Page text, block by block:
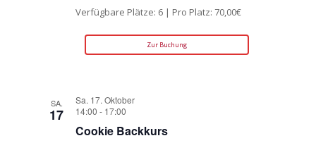
Verfügbare Plätze: 6 | Pro Platz: 70,00€
Zur Buchung
SA.
17
Sa. 17. Oktober
14:00 - 17:00
Cookie Backkurs